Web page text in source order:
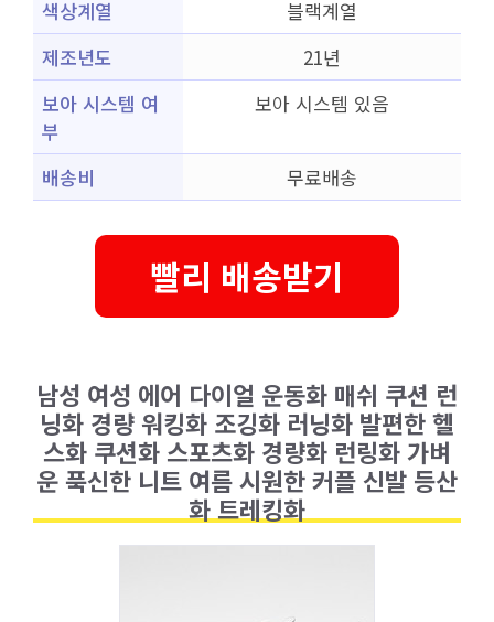
색상계열
블랙계열
제조년도
21년
보아 시스템 여
부
보아 시스템 있음
배송비 무료배송
빨리 배송받기
남성 여성 에어 다이얼 운동화 매쉬 쿠션 런
닝화 경량 워킹화 조깅화 러닝화 발편한 헬
스화 쿠션화 스포츠화 경량화 런링화 가벼
운 푹신한 니트 여름 시원한 커플 신발 등산
화 트레킹화